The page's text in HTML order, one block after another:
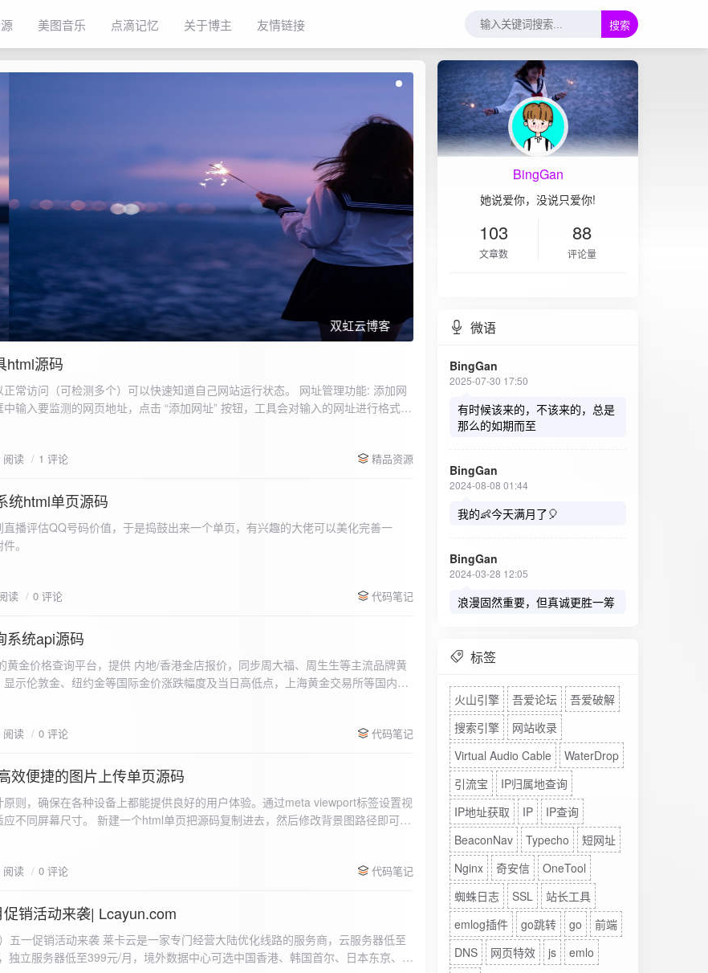
美图音乐 点滴记忆 关于博主 友情链接 搜索
双虹云博客
html源码
常访问（可检测多个）可以快速知道自己网站运行状态。 网址管理功能: 添加网
输入要监测的网页地址，点击 “添加网址” 按钮，工具会对输入的网址进行格式验
移除该网址选项。筛选网址：右侧面板有一个 “筛选网址” 的下拉框，用户可以选
：用户可以在输入框中设置监测间隔时间（单位为秒），默认值为 60 秒。开始 /
测” 按钮，工具会立即对所有已添加的网址进行一次检测，之后按照设置的监测间
停止监测” 按钮可停止监测。重试机制：在进行网址检测时，如果请求失败，会进
试后仍失败，则记录错误日志。日志记录与显示功能。 日志记录： 每次对网址进
测日志，正常状态的日志为黑色，异常状态的日志为红色。日志会自动滚动到最
阅读 1 评论 精品资源
统html单页源码
播评估QQ号码价值，于是捣鼓出来一个单页，有兴趣的大佬可以美化完善一
读 0 评论 代码笔记
系统api源码
黄金价格查询平台，提供 内地/香港金店报价，同步周大福、周生生等主流品牌黄
示伦敦金、纽约金等国际金价涨跌幅度及当日高低点，上海黄金交易所等国内黄
阅读 0 评论 代码笔记
效便捷的图片上传单页源码
则，确保在各种设备上都能提供良好的用户体验。通过meta viewport标签设置视
应不同屏幕尺寸。 新建一个html单页把源码复制进去，然后修改背景图路径即可。
/* 保证背景图片覆盖整个视窗 */ color:
阅读 0 评论 代码笔记
销活动来袭| Lcayun.com
门经营大陆优化线路的服务商，云服务器低至
独立服务器低至399元/月，境外数据中心可选中国香港、韩国首尔、日本东京、美
BingGan
她说爱你，没说只爱你!
103
文章数
88
评论量
微语
BingGan
2025-07-30 17:50
有时候该来的，不该来的，总是
那么的如期而至
BingGan
2024-08-08 01:44
我的👶今天满月了🎈
BingGan
2024-03-28 12:05
浪漫固然重要，但真诚更胜一筹
标签
火山引擎 吾爱论坛
吾爱破解
搜索引擎
网站收录
Virtual Audio Cable
WaterDrop
引流宝
IP归属地查询
IP地址获取
IP
IP查询
BeaconNav
Typecho
短网址
Nginx
奇安信
OneTool
蜘蛛日志
SSL
站长工具
emlog插件
go跳转 go
前端
DNS
网页特效 js
emlo